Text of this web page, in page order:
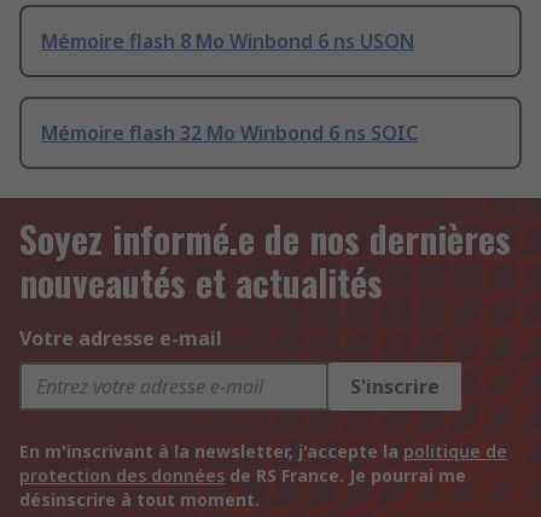
Mémoire flash 8 Mo Winbond 6 ns USON
Mémoire flash 32 Mo Winbond 6 ns SOIC
Soyez informé.e de nos dernières
nouveautés et actualités
Votre adresse e-mail
S'inscrire
En m'inscrivant à la newsletter, j'accepte la politique de
protection des données de RS France. Je pourrai me
désinscrire à tout moment.